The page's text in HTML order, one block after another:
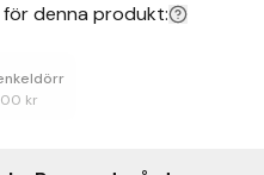
för denna produkt:
kr